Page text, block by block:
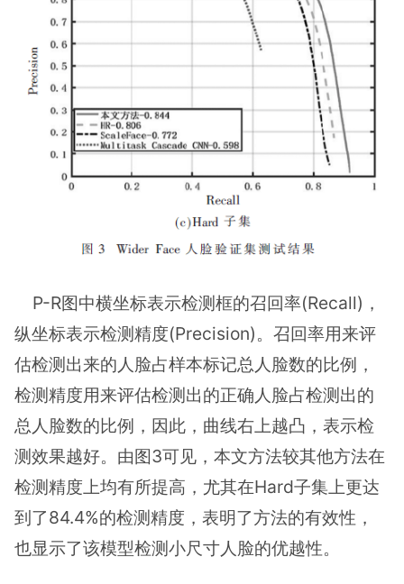
P-R图中横坐标表示检测框的召回率(Recall)，
纵坐标表示检测精度(Precision)。召回率用来评
估检测出来的人脸占样本标记总人脸数的比例，
检测精度用来评估检测出的正确人脸占检测出的
总人脸数的比例，因此，曲线右上越凸，表示检
测效果越好。由图3可见，本文方法较其他方法在
检测精度上均有所提高，尤其在Hard子集上更达
到了84.4%的检测精度，表明了方法的有效性，
也显示了该模型检测小尺寸人脸的优越性。